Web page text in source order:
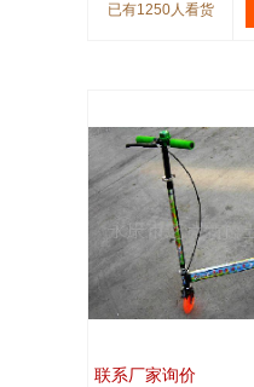
已有1250人看货
联系厂家询价